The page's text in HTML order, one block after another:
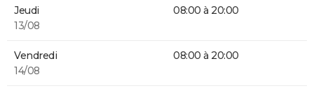
Jeudi
13/08
08:00 à 20:00
Vendredi
14/08
08:00 à 20:00